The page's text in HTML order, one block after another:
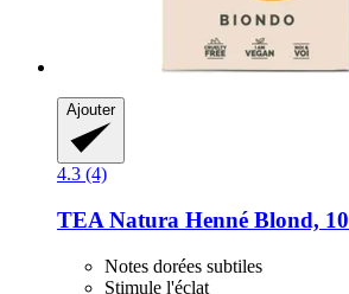
Ajouter
4.3 (4)
TEA Natura Henné Blond,
Notes dorées subtiles
Stimule l'éclat